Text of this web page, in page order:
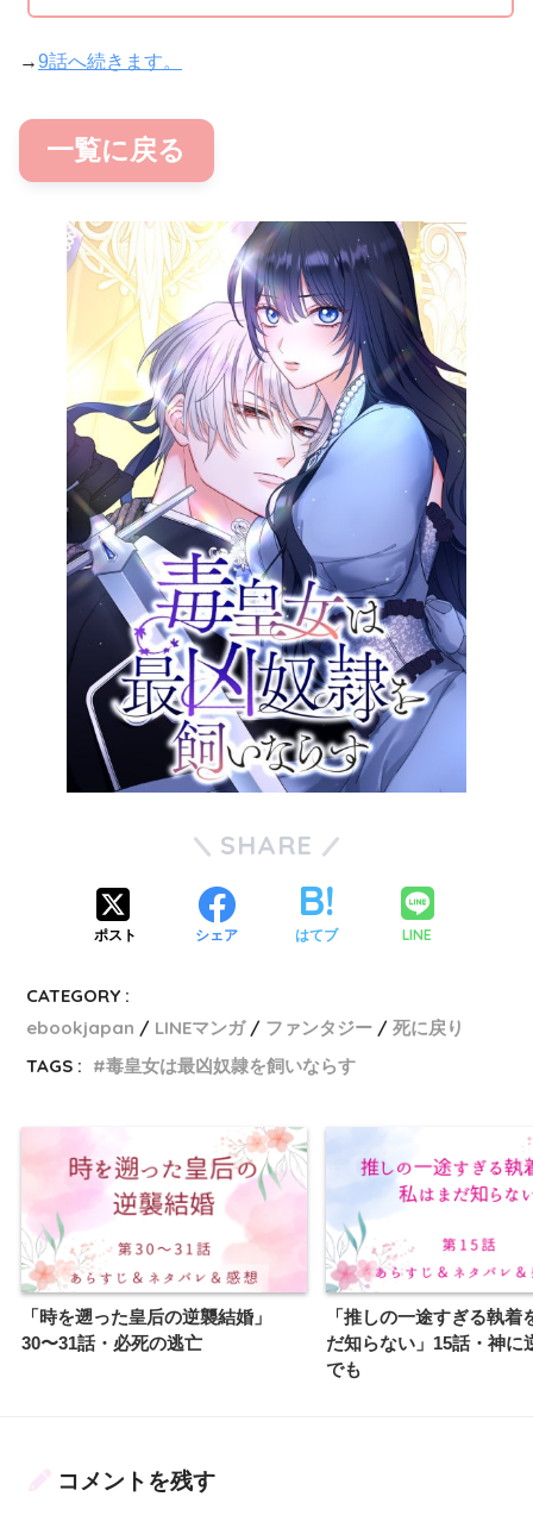
→9話へ続きます。
一覧に戻る
SHARE
ポスト シェア はてブ LINE
CATEGORY :
ebookjapan
LINEマンガ ファンタジー
死に戻り
TAGS :
毒皇女は最凶奴隷を飼いならす
「時を遡った皇后の逆襲結婚」
30〜31話・必死の逃亡
「推しの一途すぎる執着
だ知らない」15話・神に
でも
コメントを残す